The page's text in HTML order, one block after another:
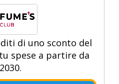
di uno sconto del
spese a partire da